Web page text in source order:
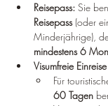
Reisepass: Sie
Reisepass (oder
Minderjährige),
mindestens 6
Visumfreie
Für
60 Tagen